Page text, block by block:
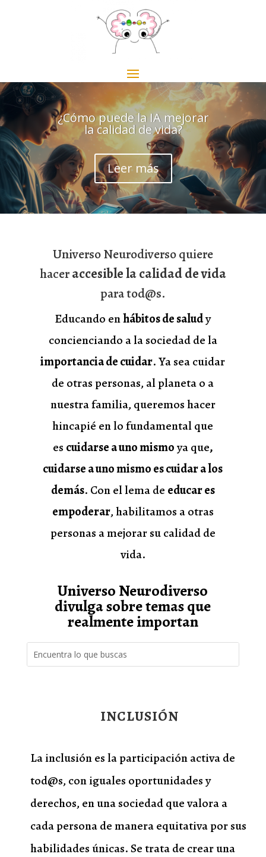
¿Cómo puede la IA mejorar
la calidad de vida?
Leer más
Universo Neurodiverso quiere
haceraccesible la calidad de vida
para tod@s.
Educando enhábitos de saludy
concienciando a la sociedad de la
importancia de cuidar. Ya sea cuidar
de otras personas, al planeta o a
nuestra familia, queremos hacer
hincapié en lo fundamental que
es cuidarse a uno mismoya que,
cuidarse a uno mismo es cuidar a los
demás. Con el lema de educar es
empoderar, habilitamos a otras
personas a mejorar su calidad de
vida.
Universo Neurodiverso
divulga sobre temas que
realmente importan
INCLUSIÓN
La inclusión es la participación activa de
tod@s, con iguales oportunidades y
derechos, en una sociedad que valora a
cada persona de manera equitativa por sus
habilidades únicas. Se trata de crear una